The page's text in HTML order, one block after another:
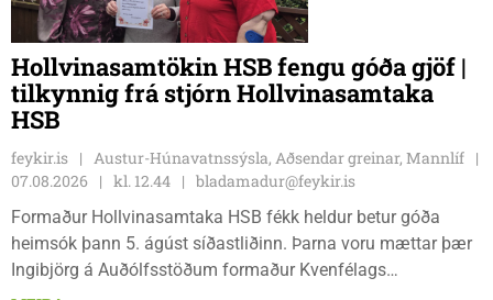
Hollvinasamtökin HSB fengu góða gjöf |
tilkynnig frá stjórn Hollvinasamtaka
HSB
feykir.is
Austur-Húnavatnssýsla, Aðsendar greinar, Mannlíf
07.08.2026
kl. 12.44
bladamadur@feykir.is
Formaður Hollvinasamtaka HSB fékk heldur betur góða
heimsók þann 5. ágúst síðastliðinn. Þarna voru mættar þær
Ingibjörg á Auðólfsstöðum formaður Kvenfélags